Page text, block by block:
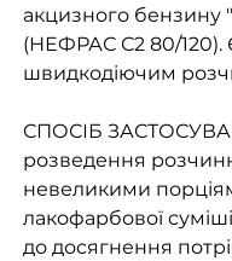
акцизного бензину
(НЕФРАС С2 80/120).
швидкодіючим
СПОСІБ
розведення
невеликими
лакофарбової
до досягнення